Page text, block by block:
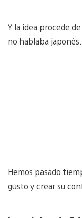
Y la idea procede
no hablaba
Hemos pasado
gusto y crear su